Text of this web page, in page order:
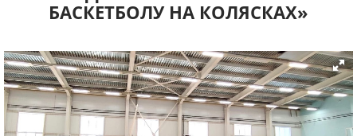
БАСКЕТБОЛУ НА КОЛЯСКАХ»